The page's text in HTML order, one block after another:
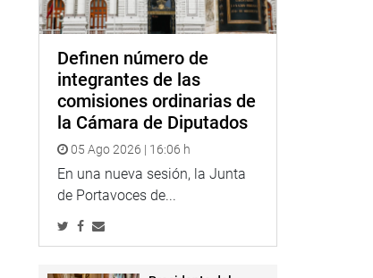
Definen número de
integrantes de las
comisiones ordinarias de
la Cámara de Diputados
05 Ago 2026 | 16:06 h
En una nueva sesión, la Junta
de Portavoces de...